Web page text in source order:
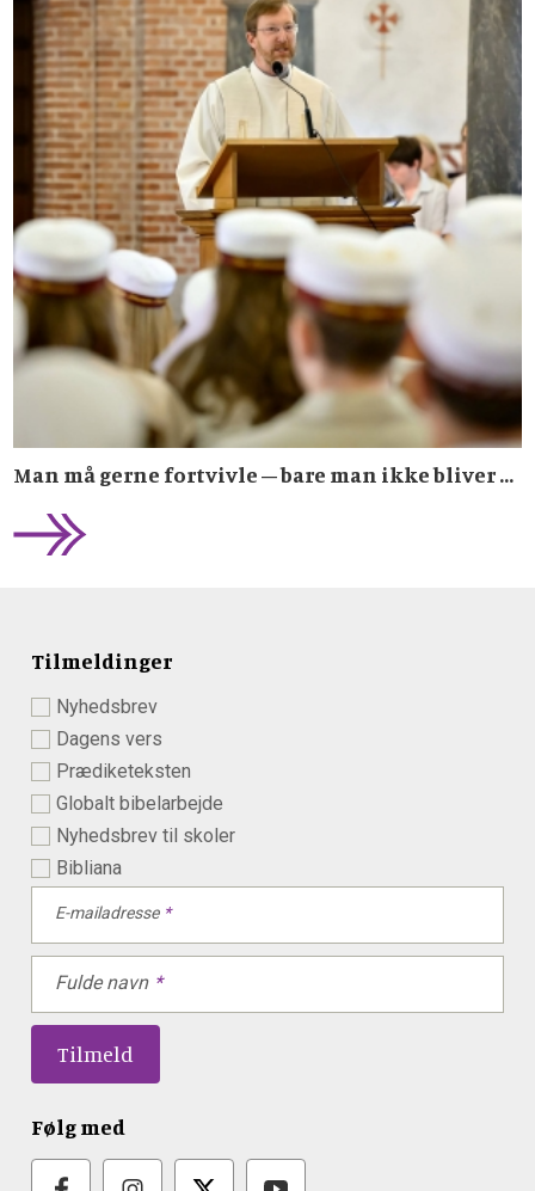
Man må gerne fortvivle – bare man ikke bliver ...
Tilmeldinger
Nyhedsbrev
Dagens vers
Prædiketeksten
Globalt bibelarbejde
Nyhedsbrev til skoler
Bibliana
E-mailadresse
Fulde navn
Følg med